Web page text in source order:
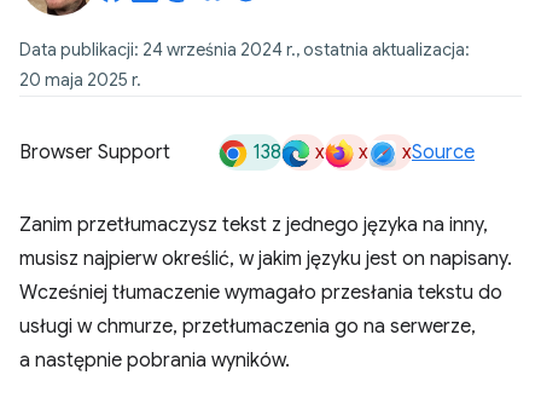
Data publikacji: 24 września 2024 r., ostatnia aktualizacja:
20 maja 2025 r.
Browser Support 138 x x xSource
Zanim przetłumaczysz tekst z jednego języka na inny,
musisz najpierw określić, w jakim języku jest on napisany.
Wcześniej tłumaczenie wymagało przesłania tekstu do
usługi w chmurze, przetłumaczenia go na serwerze,
a następnie pobrania wyników.